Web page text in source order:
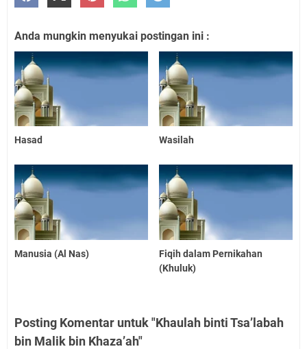
Anda mungkin menyukai postingan ini :
Hasad Wasilah
Manusia (Al Nas)
Fiqih dalam Pernikahan
(Khuluk)
Posting Komentar untuk "Khaulah binti Tsa’labah
bin Malik bin Khaza’ah"